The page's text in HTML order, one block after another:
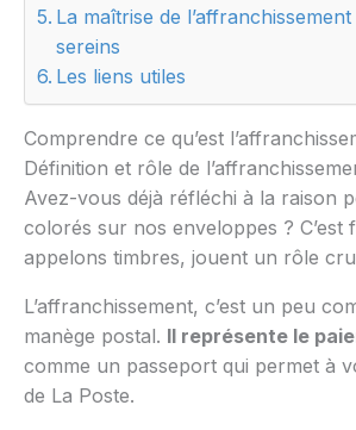
La maîtrise de
sereins
Les liens utiles
Comprendre ce qu’est
Définition et rôle de
Avez-vous déjà réfléchi à la raison
colorés sur nos enveloppes ? C’est
appelons timbres, jouent un rôle
L’affranchissement, c’est un peu
manège postal. Il représente le
comme un passeport qui permet à
de La Poste.